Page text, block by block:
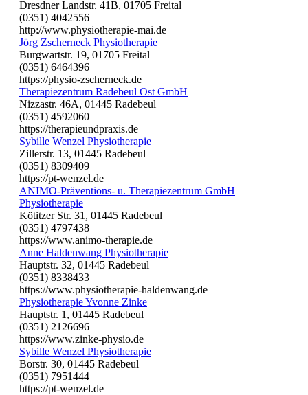
Dresdner Landstr. 41B, 01705 Freital
(0351) 4042556
http://www.physiotherapie-mai.de
Jörg Zscherneck Physiotherapie
Burgwartstr. 19, 01705 Freital
(0351) 6464396
https://physio-zscherneck.de
Therapiezentrum Radebeul Ost GmbH
Nizzastr. 46A, 01445 Radebeul
(0351) 4592060
https://therapieundpraxis.de
Sybille Wenzel Physiotherapie
Zillerstr. 13, 01445 Radebeul
(0351) 8309409
https://pt-wenzel.de
ANIMO-Präventions- u. Therapiezentrum GmbH
Physiotherapie
Kötitzer Str. 31, 01445 Radebeul
(0351) 4797438
https://www.animo-therapie.de
Anne Haldenwang Physiotherapie
Hauptstr. 32, 01445 Radebeul
(0351) 8338433
https://www.physiotherapie-haldenwang.de
Physiotherapie Yvonne Zinke
Hauptstr. 1, 01445 Radebeul
(0351) 2126696
https://www.zinke-physio.de
Sybille Wenzel Physiotherapie
Borstr. 30, 01445 Radebeul
(0351) 7951444
https://pt-wenzel.de